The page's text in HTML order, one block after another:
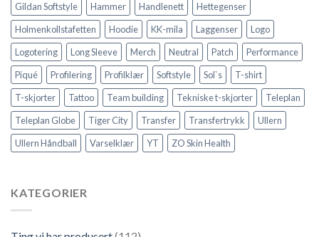
Gildan Softstyle
Hammer Handlenett
Hettegenser
Holmenkollstafetten
Hoodie KK-mila Laggenser
Logo
Logotering
Long Sleeve Merch Neutral Patch
Performance
Piqué
Profilering Profilklær Softstyle Sol`s
T-shirt
T-skjorter
Tattoo Team building Tekniske t-skjorter
Teleplan
Teleplan Globe
Tiger City Transfer Transfertrykk
Ullern
Ullern Håndball
Varselklær YT ZO Skin Health
KATEGORIER